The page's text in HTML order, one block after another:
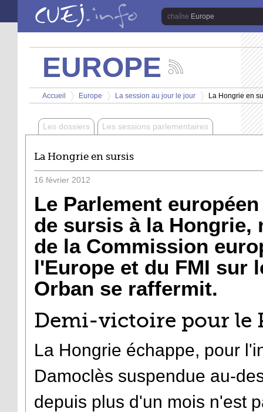
Aller au contenu principal
Europe
EUROPE
les
actualités
de
chaîne
Europe
Vous êtes ici
Accueil
>
Europe
>
La session au jour le jour
>
La Hongrie en
Les dossiers Les sessions parlementaires
La Hongrie en sursis
16 février 2012
Le Parlement
de sursis à la Hongrie,
de la Commission
l'Europe et du FMI sur
Orban se raffermit.
Demi-victoire pour le
La Hongrie échappe, pour
Damoclès suspendue au-
depuis plus d'un mois n'est